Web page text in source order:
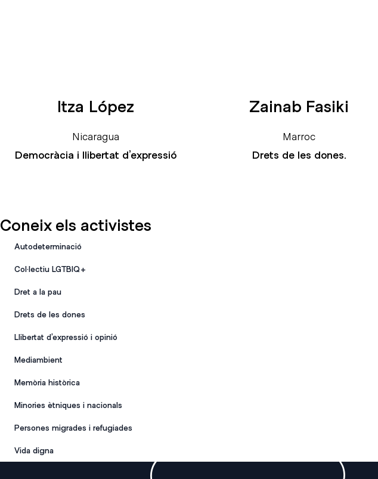
Itza López
Nicaragua
Democràcia i llibertat d’expressió
Zainab Fasiki
Marroc
Drets de les dones.
Coneix els activistes
Autodeterminació
Col·lectiu LGTBIQ+
Dret a la pau
Drets de les dones
Llibertat d’expressió i opinió
Mediambient
Memòria històrica
Minories ètniques i nacionals
Persones migrades i refugiades
Vida digna